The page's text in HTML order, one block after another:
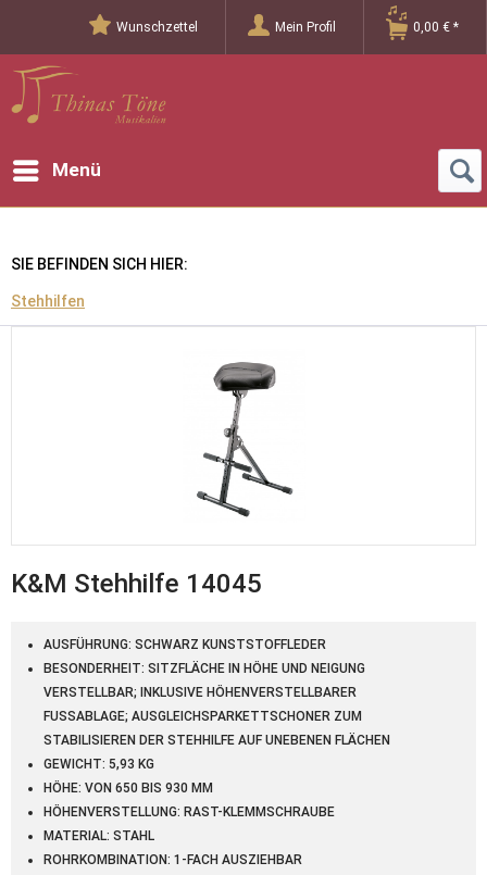
Wunschzettel Mein Profil 0,00 € *
Menü
SIE BEFINDEN SICH HIER:
Stehhilfen
K&M Stehhilfe 14045
AUSFÜHRUNG: SCHWARZ KUNSTSTOFFLEDER
BESONDERHEIT: SITZFLÄCHE IN HÖHE UND NEIGUNG
VERSTELLBAR; INKLUSIVE HÖHENVERSTELLBARER
FUSSABLAGE; AUSGLEICHSPARKETTSCHONER ZUM S
TABILISIEREN DER STEHHILFE AUF UNEBENEN FLÄCHEN
GEWICHT: 5,93 KG
HÖHE: VON 650 BIS 930 MM
HÖHENVERSTELLUNG: RAST-KLEMMSCHRAUBE
MATERIAL: STAHL
ROHRKOMBINATION: 1-FACH AUSZIEHBAR